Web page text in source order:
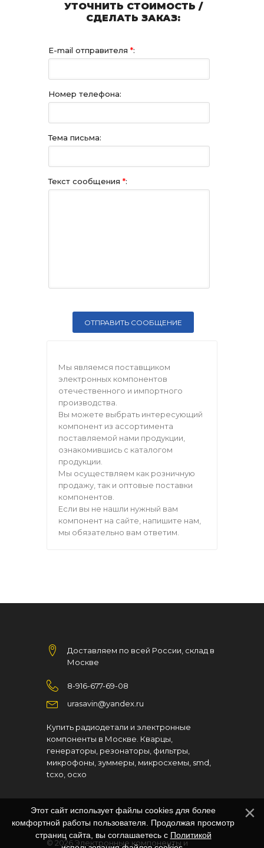
УТОЧНИТЬ СТОИМОСТЬ /
СДЕЛАТЬ ЗАКАЗ:
E-mail отправителя *:
Номер телефона:
Тема письма:
Текст сообщения *:
Мы являемся поставщиком
электронных компонентов
отечественного и импортного
производства.
Вы можете выбрать интересующий
компонент из ассортимента
поставляемой нами продукции,
ознакомившись с каталогом
продукции.
Мы осуществляем как розничную
продажу, так и оптовые поставки
компонентов.
Если вы не нашли нужный вам
компонент на сайте, напишите нам,
мы обязательно вам ответим.
Доставляем по всей России, склад в
Москве
8-916-677-69-08
urasavin@yandex.ru
Купить радиодетали и электронные
компоненты в Москве. Кварцы,
генераторы, резонаторы, фильтры,
микрофоны, зуммеры, микросхемы, smd,
tcxo, ocxo
© 2026Электронные компоненты и
Этот сайт использует файлы cookies для более
комфортной работы пользователя. Продолжая просмотр
страниц сайта, вы соглашаетесь с Политикой